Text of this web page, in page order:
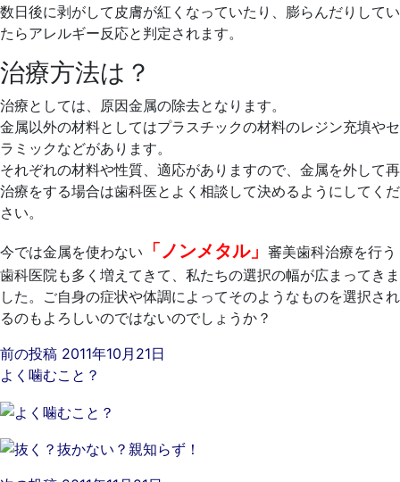
数日後に剥がして皮膚が紅くなっていたり、膨らんだりしてい
たらアレルギー反応と判定されます。
治療方法は？
治療としては、原因金属の除去となります。
金属以外の材料としてはプラスチックの材料のレジン充填やセ
ラミックなどがあります。
それぞれの材料や性質、適応がありますので、金属を外して再
治療をする場合は歯科医とよく相談して決めるようにしてくだ
さい。
今では金属を使わない 「ノンメタル」 審美歯科治療を行う
歯科医院も多く増えてきて、私たちの選択の幅が広まってきま
した。ご自身の症状や体調によってそのようなものを選択され
るのもよろしいのではないのでしょうか？
前の投稿 2011年10月21日
よく噛むこと？